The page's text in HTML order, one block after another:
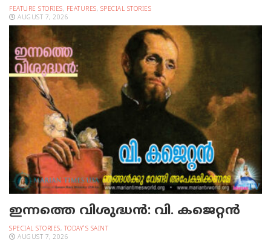
FEATURE STORIES, FEATURES, SPECIAL STORIES
AUGUST 7, 2026
ഇന്നത്തെ വിശുദ്ധന്‍: വി. കജെറ്റന്‍
SPECIAL STORIES, TODAY'S SAINT
AUGUST 7, 2026